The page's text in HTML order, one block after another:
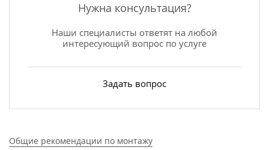
Нужна консультация?
Наши специалисты ответят на любой
интересующий вопрос по услуге
Задать вопрос
Общие рекомендации по монтажу